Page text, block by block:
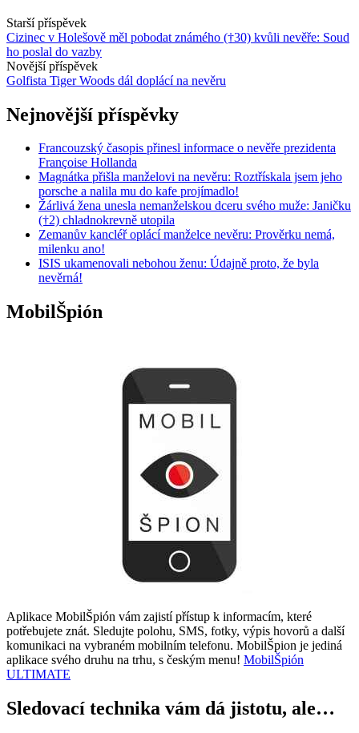
Starší příspěvek
Cizinec v Holešově měl pobodat známého (†30) kvůli nevěře: Soud
ho poslal do vazby
Novější příspěvek
Golfista Tiger Woods dál doplácí na nevěru
Nejnovější příspěvky
Francouzský časopis přinesl informace o nevěře prezidenta
Françoise Hollanda
Magnátka přišla manželovi na nevěru: Roztřískala jsem jeho
porsche a nalila mu do kafe projímadlo!
Žárlivá žena unesla nemanželskou dceru svého muže: Janičku
(†2) chladnokrevně utopila
Zemanův kancléř oplácí manželce nevěru: Prověrku nemá,
milenku ano!
ISIS ukamenovali nebohou ženu: Údajně proto, že byla
nevěrná!
MobilŠpión
Aplikace MobilŠpión vám zajistí přístup k informacím, které
potřebujete znát. Sledujte polohu, SMS, fotky, výpis hovorů a další
komunikaci na vybraném mobilním telefonu. MobilŠpion je jediná
aplikace svého druhu na trhu, s českým menu! MobilŠpión
ULTIMATE
Sledovací technika vám dá jistotu, ale…